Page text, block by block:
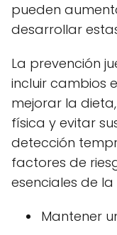
pueden
desarrollar
La prevención
incluir cambios
mejorar la
física y evitar
detección
factores de
esenciales de
Mantener